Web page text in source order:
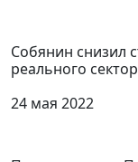
Собянин снизил
реального
24 мая 2022